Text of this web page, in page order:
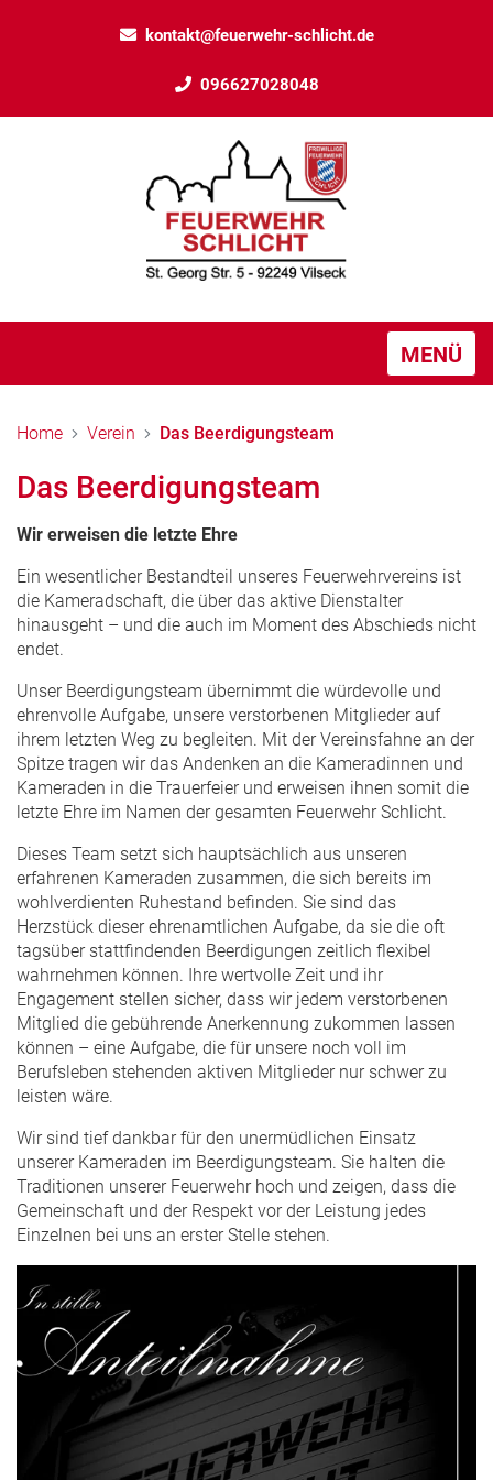
kontakt@feuerwehr-schlicht.de
096627028048
MENÜ
Unser Gerätehaus
Atemschutzwerkstatt, Fahrzeughalle, Schlauchpflege und
Home Verein Das Beerdigungsteam
Das Beerdigungsteam
Wir erweisen die letzte Ehre
Ein wesentlicher Bestandteil unseres Feuerwehrvereins ist
die Kameradschaft, die über das aktive Dienstalter
hinausgeht – und die auch im Moment des Abschieds nicht
endet.
Unser Beerdigungsteam übernimmt die würdevolle und
ehrenvolle Aufgabe, unsere verstorbenen Mitglieder auf
ihrem letzten Weg zu begleiten. Mit der Vereinsfahne an der
Spitze tragen wir das Andenken an die Kameradinnen und
Kameraden in die Trauerfeier und erweisen ihnen somit die
letzte Ehre im Namen der gesamten Feuerwehr Schlicht.
Dieses Team setzt sich hauptsächlich aus unseren
erfahrenen Kameraden zusammen, die sich bereits im
wohlverdienten Ruhestand befinden. Sie sind das
Herzstück dieser ehrenamtlichen Aufgabe, da sie die oft
tagsüber stattfindenden Beerdigungen zeitlich flexibel
wahrnehmen können. Ihre wertvolle Zeit und ihr
Engagement stellen sicher, dass wir jedem verstorbenen
Mitglied die gebührende Anerkennung zukommen lassen
können – eine Aufgabe, die für unsere noch voll im
Berufsleben stehenden aktiven Mitglieder nur schwer zu
leisten wäre.
Wir sind tief dankbar für den unermüdlichen Einsatz
unserer Kameraden im Beerdigungsteam. Sie halten die
Traditionen unserer Feuerwehr hoch und zeigen, dass die
Gemeinschaft und der Respekt vor der Leistung jedes
Einzelnen bei uns an erster Stelle stehen.